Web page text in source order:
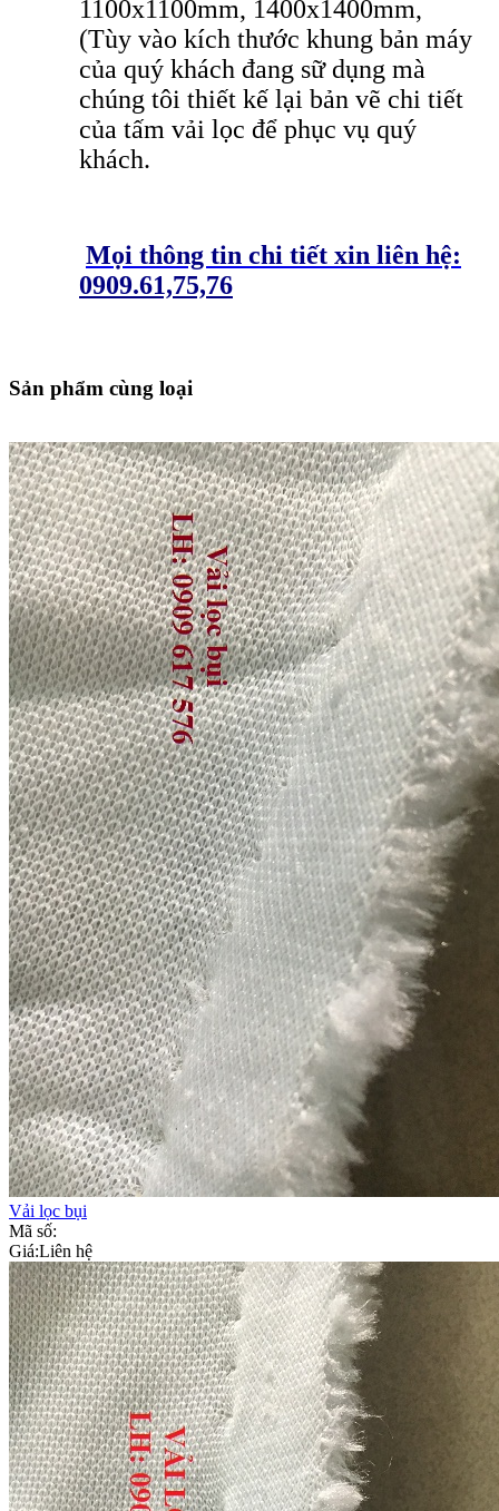
1100x1100mm, 1400x1400mm,
(Tùy vào kích thước khung bản máy
của quý khách đang sữ dụng mà
chúng tôi thiết kế lại bản vẽ chi tiết
của tấm vải lọc để phục vụ quý
khách.
Mọi thông tin chi tiết xin liên hệ:
0909.61,75,76
Sản phẩm cùng loại
Vải lọc bụi
Mã số:
Giá:Liên hệ